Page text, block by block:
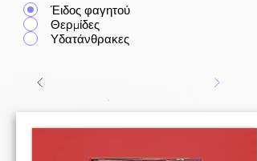
Έιδος φαγητού
Θερμίδες
Υδατάνθρακες